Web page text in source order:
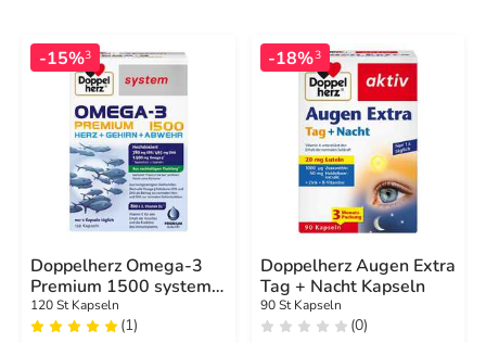
-15%3
Doppelherz Omega-3
Premium 1500 system
Kapseln
120 St Kapseln
(1)
-18%3
Doppelherz Augen Extra
Tag + Nacht Kapseln
90 St Kapseln
(0)